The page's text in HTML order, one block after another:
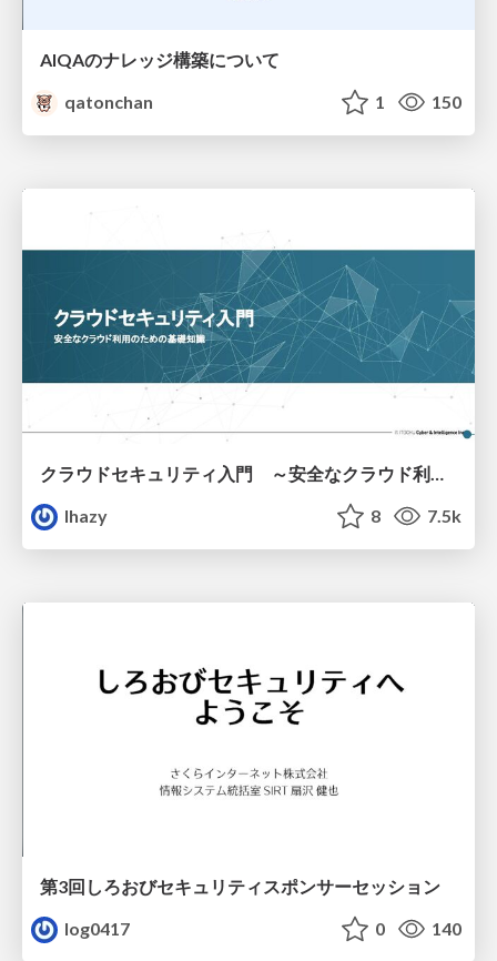
AIQAのナレッジ構築について
qatonchan
1 150
lhazy
8 7.5k
第3回しろおびセキュリティスポンサーセッション
log0417
0 140